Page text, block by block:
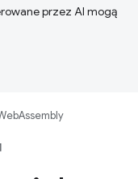
przez AI mogą